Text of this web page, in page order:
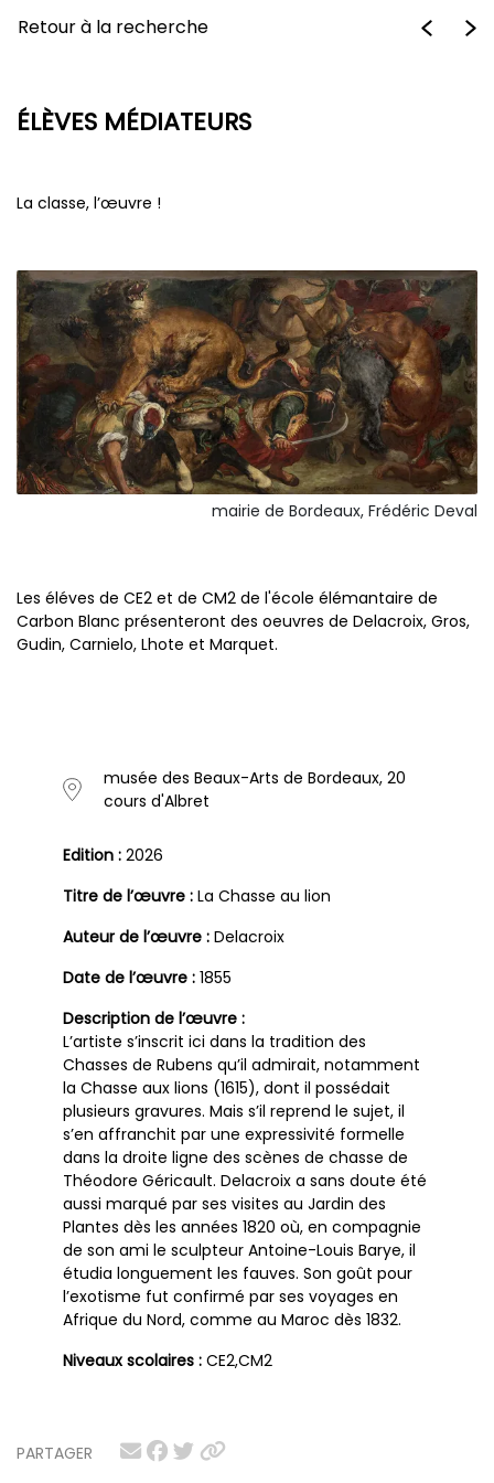
Retour à la recherche
PARTAGER
ÉLÈVES MÉDIATEURS
La classe, l’œuvre !
mairie de Bordeaux, Frédéric Deval
Les éléves de CE2 et de CM2 de l'école élémantaire de
Carbon Blanc présenteront des oeuvres de Delacroix, Gros,
Gudin, Carnielo, Lhote et Marquet.
musée des Beaux-Arts de Bordeaux, 20
cours d'Albret
Edition : 2026
Titre de l’œuvre : La Chasse au lion
Auteur de l’œuvre : Delacroix
Date de l’œuvre : 1855
Description de l’œuvre :
L’artiste s’inscrit ici dans la tradition des
Chasses de Rubens qu’il admirait, notamment
la Chasse aux lions (1615), dont il possédait
plusieurs gravures. Mais s’il reprend le sujet, il
s’en affranchit par une expressivité formelle
dans la droite ligne des scènes de chasse de
Théodore Géricault. Delacroix a sans doute été
aussi marqué par ses visites au Jardin des
Plantes dès les années 1820 où, en compagnie
de son ami le sculpteur Antoine-Louis Barye, il
étudia longuement les fauves. Son goût pour
l’exotisme fut confirmé par ses voyages en
Afrique du Nord, comme au Maroc dès 1832.
Niveaux scolaires : CE2,CM2